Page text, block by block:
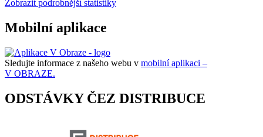
Zobrazit podrobnější statistiky
Mobilní aplikace
Sledujte informace z našeho webu v mobilní aplikaci –
V OBRAZE.
ODSTÁVKY ČEZ DISTRIBUCE